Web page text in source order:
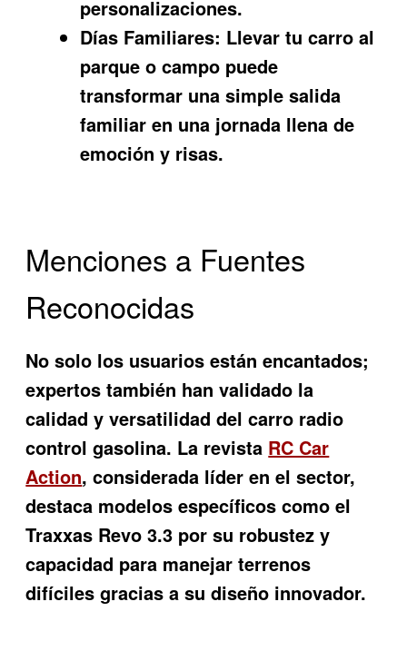
personalizaciones.
Días Familiares: Llevar tu carro al
parque o campo puede
transformar una simple salida
familiar en una jornada llena de
emoción y risas.
Menciones a Fuentes
Reconocidas
No solo los usuarios están encantados;
expertos también han validado la
calidad y versatilidad del carro radio
control gasolina. La revista RC Car
Action, considerada líder en el sector,
destaca modelos específicos como el
Traxxas Revo 3.3 por su robustez y
capacidad para manejar terrenos
difíciles gracias a su diseño innovador.